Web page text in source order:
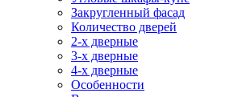
Закругленный фасад
Количество дверей
2-х дверные
3-х дверные
4-х дверные
Особенности